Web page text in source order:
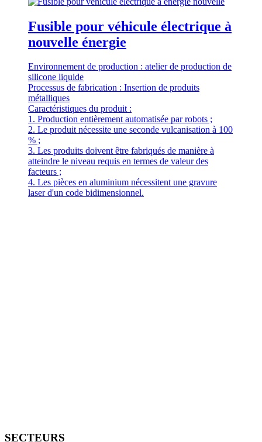
Fusible pour véhicule électrique à
nouvelle énergie
Environnement de production : atelier de production de
silicone liquide
Processus de fabrication : Insertion de produits
métalliques
Caractéristiques du produit :
1. Production entièrement automatisée par robots ;
2. Le produit nécessite une seconde vulcanisation à 100
% ;
3. Les produits doivent être fabriqués de manière à
atteindre le niveau requis en termes de valeur des
facteurs ;
4. Les pièces en aluminium nécessitent une gravure
laser d'un code bidimensionnel.
SECTEURS